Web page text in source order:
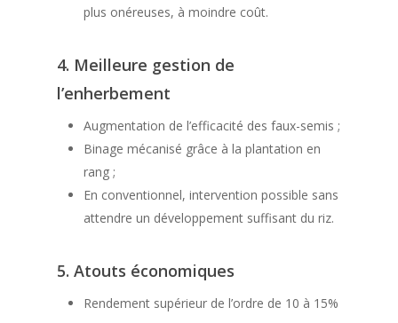
plus onéreuses, à moindre coût.
4. Meilleure gestion de
l’enherbement
Augmentation de l’efficacité des faux-semis ;
Binage mécanisé grâce à la plantation en
rang ;
En conventionnel, intervention possible sans
attendre un développement suffisant du riz.
5. Atouts économiques
Rendement supérieur de l’ordre de 10 à 15%
Recrutement
Actualités